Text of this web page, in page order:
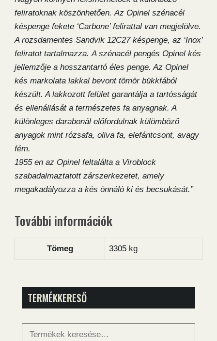
feliratoknak köszönhetően. Az Opinel szénacél
késpenge fekete ‘Carbone’ felirattal van megjelölve.
A rozsdamentes Sandvik 12C27 késpenge, az ‘Inox’
feliratot tartalmazza. A szénacél pengés Opinel kés
jellemzője a hosszantartó éles penge. Az Opinel
kés markolata lakkal bevont tömör bükkfából
készült. A lakkozott felület garantálja a tartósságát
és ellenállását a természetes fa anyagnak. A
különleges darabonál előfordulnak külömböző
anyagok mint rózsafa, oliva fa, elefántcsont, avagy
fém.
1955 en az Opinel feltalálta a Viroblock
szabadalmaztatott zárszerkezetet, amely
megakadályozza a kés önnáló ki és becsukását.”
További információk
Tömeg 3305 kg
TERMÉKKERESŐ
Keresés